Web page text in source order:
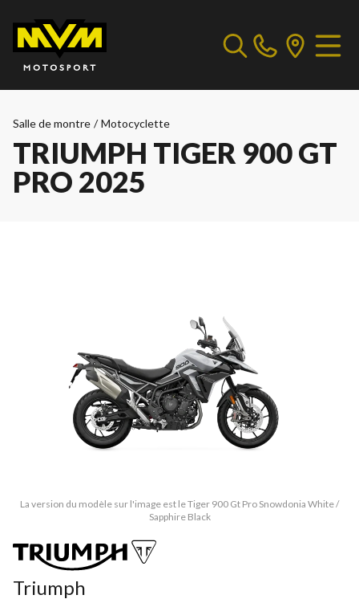
Salle de montre / Motocyclette
TRIUMPH TIGER 900 GT
PRO 2025
La version du modèle sur l'image est le Tiger 900 Gt Pro Snowdonia White /
Sapphire Black
Triumph